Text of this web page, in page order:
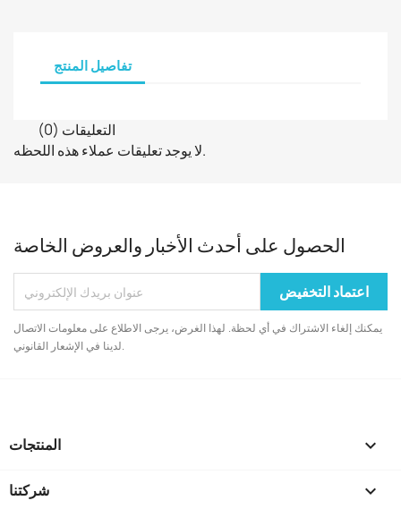
تفاصيل المنتج
التعليقات (0)
لا يوجد تعليقات عملاء هذه اللحظه.
الحصول على أحدث الأخبار والعروض الخاصة
يمكنك إلغاء الاشتراك في أي لحظة. لهذا الغرض، يرجى الاطلاع على معلومات الاتصال
لدينا في الإشعار القانوني.
المنتجات 
شركتنا 